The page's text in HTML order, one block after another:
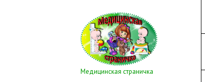
Медицинская страничка